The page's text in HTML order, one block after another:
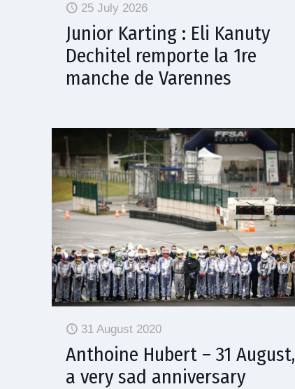
25 July 2026
Junior Karting : Eli Kanuty
Dechitel remporte la 1re
manche de Varennes
31 August 2020
Anthoine Hubert – 31 August,
a very sad anniversary